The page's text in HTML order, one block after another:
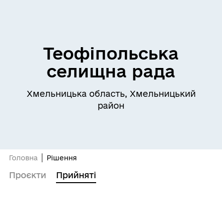
Теофіпольська
селищна рада
Хмельницька область, Хмельницький
район
Головна Рішення
Проєкти Прийняті